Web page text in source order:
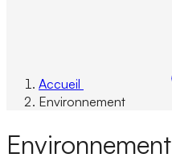
Accueil
Environnement
Environnement